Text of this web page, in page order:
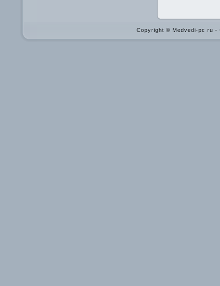
Copyright © Medvedi-pc.ru -